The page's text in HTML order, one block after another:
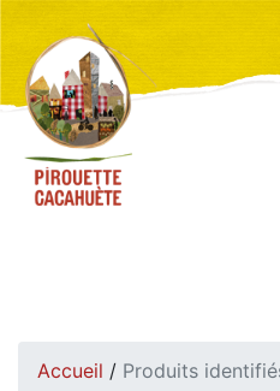
Accueil / Produits